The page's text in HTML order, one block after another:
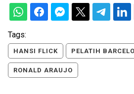
Tags:
HANSI FLICK PELATIH
RONALD ARAUJO